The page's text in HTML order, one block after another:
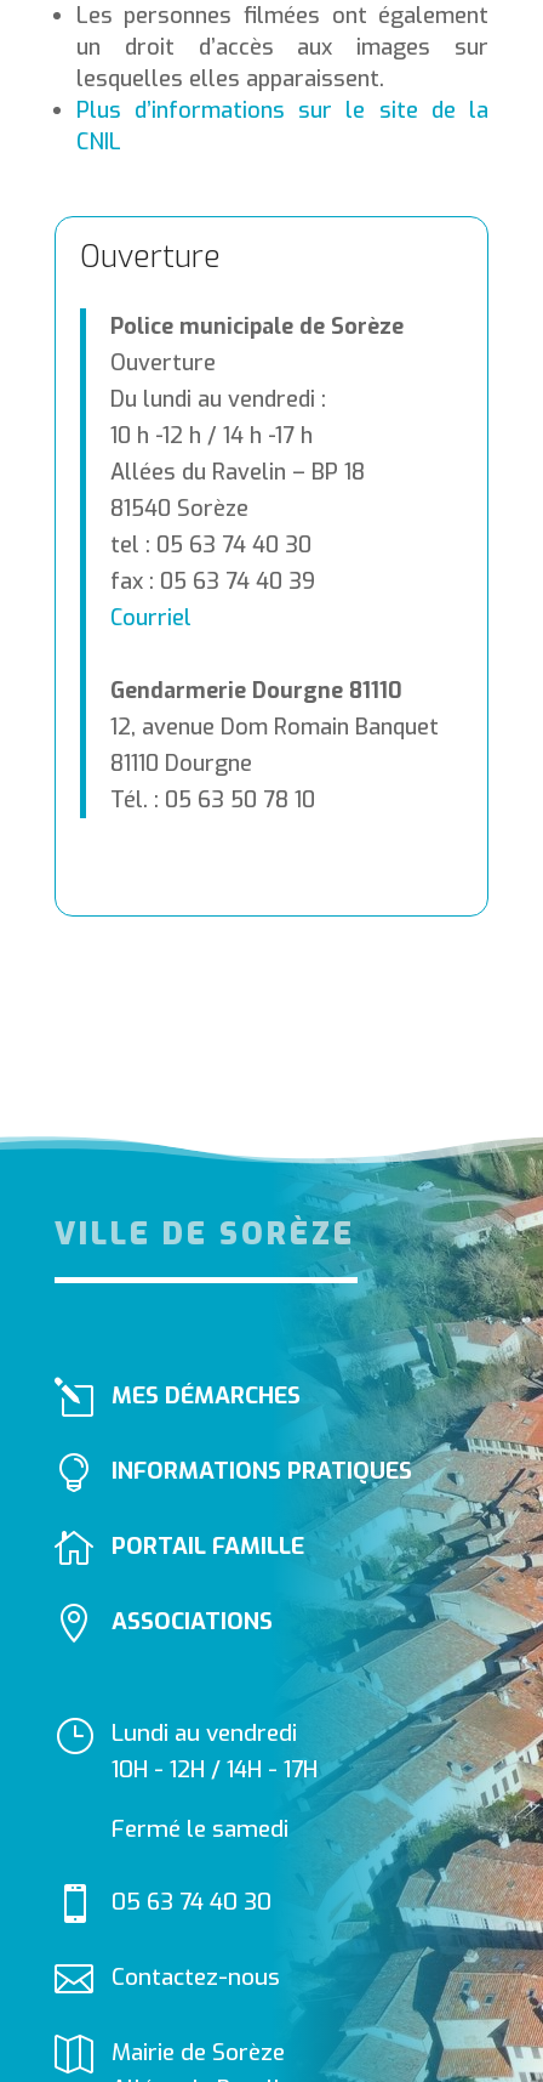
Les personnes filmées ont également
un droit d’accès aux images sur
lesquelles elles apparaissent.
Plus d’informations sur le site de la
CNIL
Ouverture
Police municipale de Sorèze
Ouverture
Du lundi au vendredi :
10 h -12 h / 14 h -17 h
Allées du Ravelin – BP 18
81540 Sorèze
tel : 05 63 74 40 30
fax : 05 63 74 40 39
Courriel
Gendarmerie Dourgne 81110
12, avenue Dom Romain Banquet
81110 Dourgne
Tél. : 05 63 50 78 10
VILLE DE SORÈZE
l MES DÉMARCHES
 INFORMATIONS PRATIQUES
 PORTAIL FAMILLE
 ASSOCIATIONS
}
Lundi au vendredi
10H - 12H / 14H - 17H
Fermé le samedi
 05 63 74 40 30
 Contactez-nous

Mairie de Sorèze